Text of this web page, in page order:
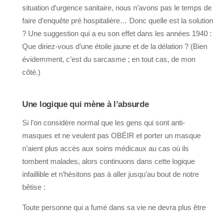
situation d’urgence sanitaire, nous n’avons pas le temps de
faire d’enquête pré hospitalière… Donc quelle est la solution
? Une suggestion qui a eu son effet dans les années 1940 :
Que diriez-vous d’une étoile jaune et de la délation ? (Bien
évidemment, c’est du sarcasme ; en tout cas, de mon
côté.)
Une logique qui mène à l’absurde
Si l’on considère normal que les gens qui sont anti-
masques et ne veulent pas OBÉIR et porter un masque
n’aient plus accès aux soins médicaux au cas où ils
tombent malades, alors continuons dans cette logique
infaillible et n’hésitons pas à aller jusqu’au bout de notre
bêtise :
Toute personne qui a fumé dans sa vie ne devra plus être